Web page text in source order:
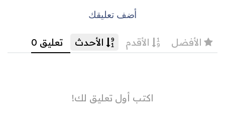
أضف تعليقك